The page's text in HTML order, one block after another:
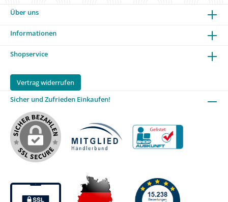
Über uns
Informationen
Shopservice
Vertrag widerrufen
Sicher und Zufrieden Einkaufen!